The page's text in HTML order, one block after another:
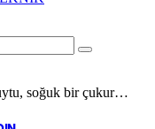
soğuk bir çukur…